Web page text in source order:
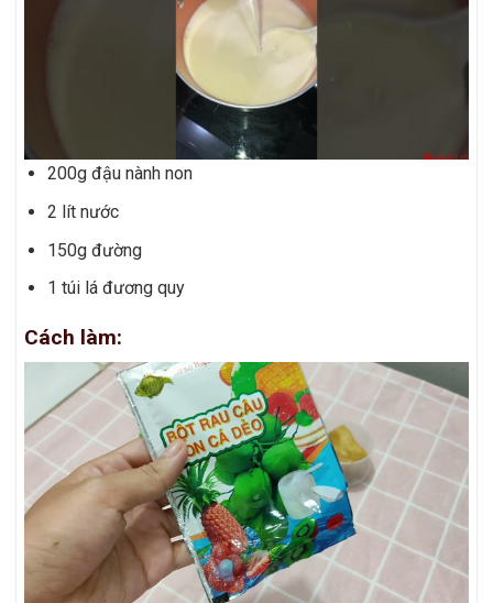
200g đậu nành non
2 lít nước
150g đường
1 túi lá đương quy
Cách làm: